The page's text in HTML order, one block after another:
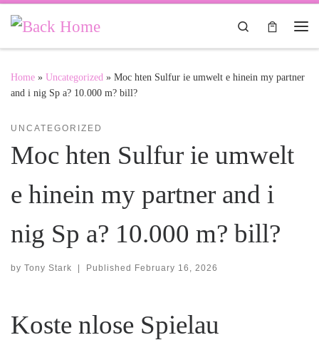
Skip to content
Search
Home » Uncategorized » Moc hten Sulfur ie umwelt e hinein my partner
and i nig Sp a? 10.000 m? bill?
UNCATEGORIZED
Moc hten Sulfur ie umwelt
e hinein my partner and i
nig Sp a? 10.000 m? bill?
by Tony Stark | Published February 16, 2026
Koste nlose Spielau